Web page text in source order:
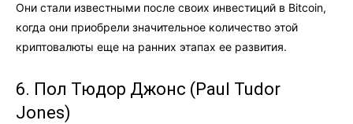
Они стали известными после своих инвестиций в Bitcoin,
когда они приобрели значительное количество этой
криптовалюты еще на ранних этапах ее развития.
6. Пол Тюдор Джонс (Paul Tudor
Jones)